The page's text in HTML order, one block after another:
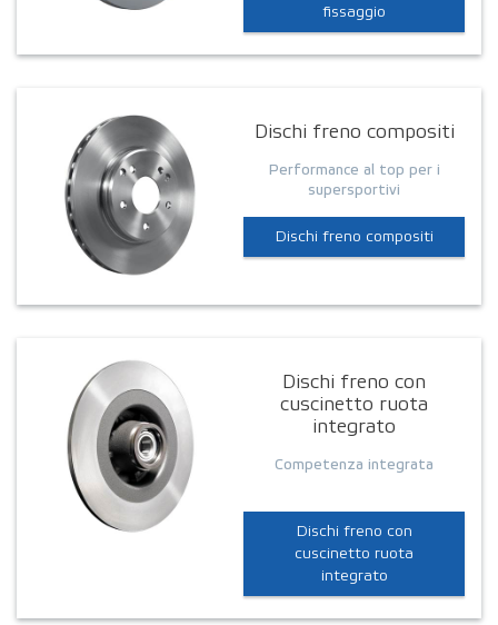
fissaggio
Dischi freno compositi
Performance al top per i
supersportivi
Dischi freno compositi
Dischi freno con
cuscinetto ruota
integrato
Competenza integrata
Dischi freno con
cuscinetto ruota
integrato